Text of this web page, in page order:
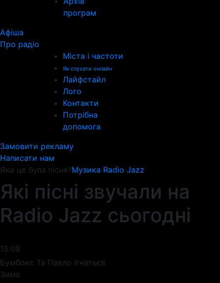
програм
Афіша
Про радіо
Міста і частоти
Як слухати онлайн
Лайфстайл
Лого
Контакти
Потрібна
допомога
Замовити рекламу
Написати нам
Яка це була пісня?Музика Radio Jazz
Які пісні звучали на
Radio Jazz сьогодні
15:09
Бумбокс Та Павло Ігнатьєв
Зима